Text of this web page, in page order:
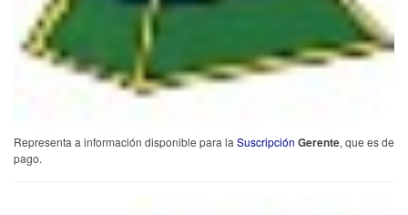
Representa a información disponible para la Suscripción Gerente, que es de
pago.